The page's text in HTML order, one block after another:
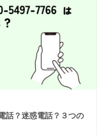
話？迷惑電話？３つの